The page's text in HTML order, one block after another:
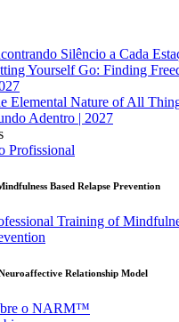
Silêncio a Cada
Yourself Go: Finding
Elemental Nature of All
Adentro | 2027
Profissional
Based Relapse Prevention
Training of
Relationship Model
o NARM™